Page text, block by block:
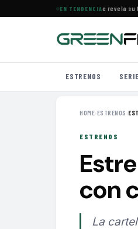
EN TENDENCIA
el documental de KATSEYE que revela su
ESTRENOS
HOME›ESTRENOS ›
ESTRENOS
con
La